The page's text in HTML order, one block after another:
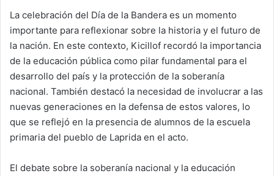
La celebración del Día de la Bandera es un momento
importante para reflexionar sobre la historia y el futuro de
la nación. En este contexto, Kicillof recordó la importancia
de la educación pública como pilar fundamental para el
desarrollo del país y la protección de la soberanía
nacional. También destacó la necesidad de involucrar a las
nuevas generaciones en la defensa de estos valores, lo
que se reflejó en la presencia de alumnos de la escuela
primaria del pueblo de Laprida en el acto.
El debate sobre la soberanía nacional y la educación